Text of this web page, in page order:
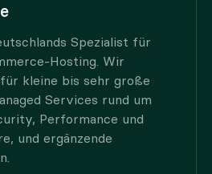
Spezialist für
Hosting. Wir
kleine bis sehr große
Services rund um
Performance und
und ergänzende